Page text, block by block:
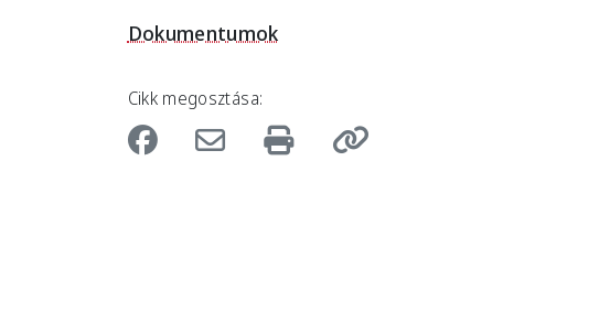
Dokumentumok
Cikk megosztása: